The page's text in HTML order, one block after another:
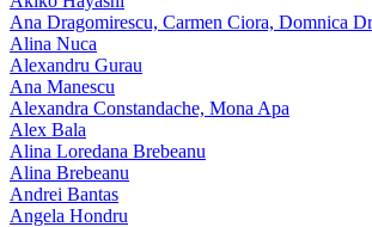
Ana Dragomirescu, Carmen Ciora, Domnica
Alina Nuca
Alexandru Gurau
Ana Manescu
Alexandra Constandache, Mona Apa
Alex Bala
Alina Loredana Brebeanu
Alina Brebeanu
Andrei Bantas
Angela Hondru